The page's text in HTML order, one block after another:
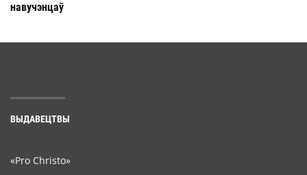
навучэнцаў
ВЫДАВЕЦТВЫ
«Pro Christo»